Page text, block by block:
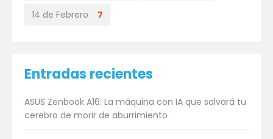
14 de Febrero 7
Entradas recientes
ASUS Zenbook A16: La máquina con IA que salvará tu
cerebro de morir de aburrimiento